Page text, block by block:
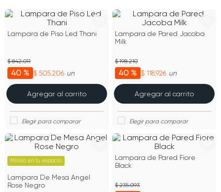
Lampara de Piso Led Thani
40 % $ 505.206
$ 842.011
un
Agregar al carrito
Lampara de Pared Jacoba
Milk
40 % $ 118.926
$ 198.210
un
Agregar al carrito
Míralo en tu espacio
Lampara De Mesa Angel
Rose Negro
Lampara de Pared Fiore
Black
$ 235.093